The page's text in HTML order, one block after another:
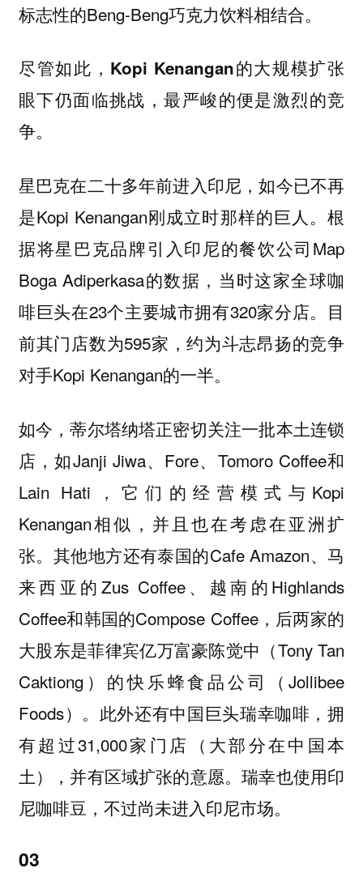
标志性的Beng-Beng巧克力饮料相结合。
尽管如此，Kopi Kenangan的大规模扩张
眼下仍面临挑战，最严峻的便是激烈的竞
争。
星巴克在二十多年前进入印尼，如今已不再
是Kopi Kenangan刚成立时那样的巨人。根
据将星巴克品牌引入印尼的餐饮公司Map
Boga Adiperkasa的数据，当时这家全球咖
啡巨头在23个主要城市拥有320家分店。目
前其门店数为595家，约为斗志昂扬的竞争
对手Kopi Kenangan的一半。
如今，蒂尔塔纳塔正密切关注一批本土连锁
店，如Janji Jiwa、Fore、Tomoro Coffee和
Lain Hati，它们的经营模式与Kopi
Kenangan相似，并且也在考虑在亚洲扩
张。其他地方还有泰国的Cafe Amazon、马
来西亚的Zus Coffee、越南的Highlands
Coffee和韩国的Compose Coffee，后两家的
大股东是菲律宾亿万富豪陈觉中（Tony Tan
Caktiong）的快乐蜂食品公司（Jollibee
Foods）。此外还有中国巨头瑞幸咖啡，拥
有超过31,000家门店（大部分在中国本
土），并有区域扩张的意愿。瑞幸也使用印
尼咖啡豆，不过尚未进入印尼市场。
03